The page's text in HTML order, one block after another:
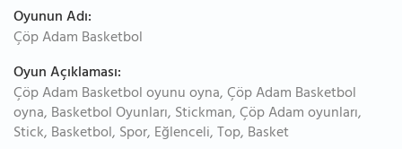
Oyunun Adı:
Çöp Adam Basketbol
Oyun Açıklaması:
Çöp Adam Basketbol oyunu oyna, Çöp Adam Basketbol
oyna, Basketbol Oyunları, Stickman, Çöp Adam oyunları,
Stick, Basketbol, Spor, Eğlenceli, Top, Basket